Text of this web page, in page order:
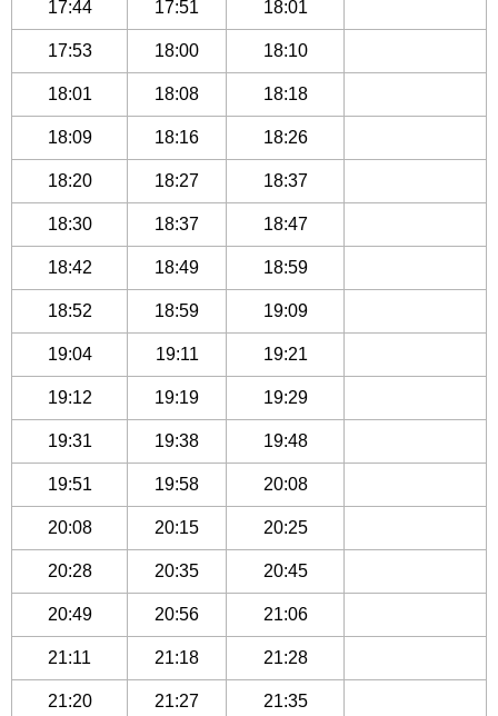
17:44 17:51 18:01
17:53 18:00 18:10
18:01 18:08 18:18
18:09 18:16 18:26
18:20 18:27 18:37
18:30 18:37 18:47
18:42 18:49 18:59
18:52 18:59 19:09
19:04 19:11 19:21
19:12 19:19 19:29
19:31 19:38 19:48
19:51 19:58 20:08
20:08 20:15 20:25
20:28 20:35 20:45
20:49 20:56 21:06
21:11 21:18 21:28
21:20 21:27 21:35